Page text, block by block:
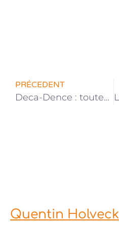
PRÉCEDENT
Deca-Dence : toutes les infos à propos de l’anime
Quentin Holveck